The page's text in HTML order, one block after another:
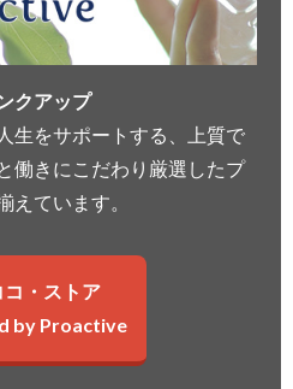
クアップ
生をサポートする、上質で
働きにこだわり厳選したプ
えています。
コ・ストア
by Proactive